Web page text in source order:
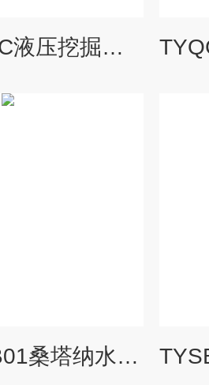
TYDBSW-45C液压挖掘机电器实训台|汽车教学设备
TYQC-JP-SB01桑塔纳水泵|汽车教学设备